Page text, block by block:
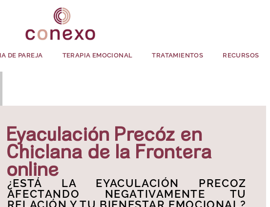
DE PAREJA TERAPIA EMOCIONAL TRATAMIENTOS RECURSOS
Eyaculación Precóz en
Chiclana de la Frontera
online
¿ESTÁ LA EYACULACIÓN PRECOZ
AFECTANDO NEGATIVAMENTE TU
RELACIÓN Y TU BIENESTAR EMOCIONAL?​